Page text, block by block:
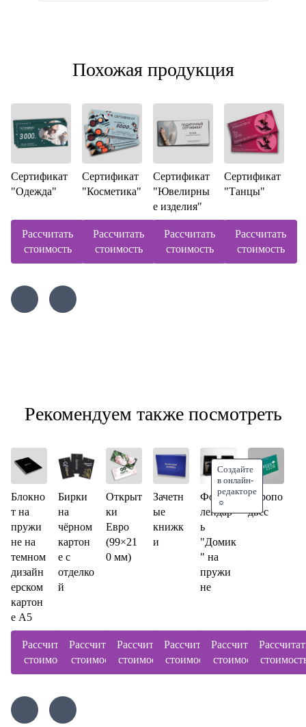
Похожая продукция
Сертификат
"Одежда"
Рассчитать
стоимость
Сертификат
"Косметика"
Рассчитать
стоимость
Сертификат
"Ювелирны
е изделия"
Рассчитать
стоимость
Сертификат
"Танцы"
Рассчитать
стоимость
Рекомендуем также посмотреть
Блокно
т на
пружи
не на
темном
дизайн
ерском
картон
е A5
Рассчитать
стоимость
Бирки
на
чёрном
картон
е с
отделко
й
Рассчитать
стоимость
Открыт
ки
Евро
(99×21
0 мм)
Рассчитать
стоимость
Зачетн
ые
книжк
и
Рассчитать
стоимость
Создайте
в онлайн-
редакторе
☼
Фотока
лендар
ь
"Домик
" на
пружи
не
Рассчитать
стоимость
Европо
двес